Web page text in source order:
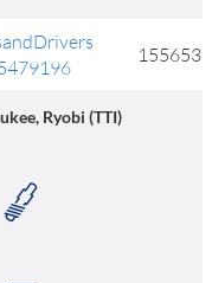
155653
Ryobi (TTI)